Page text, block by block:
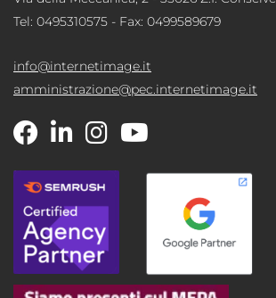
Tel: 0495310575 - Fax: 0499589679
info@internetimage.it
amministrazione@pec.internetimage.it